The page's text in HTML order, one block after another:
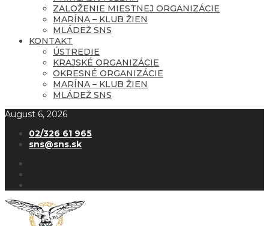
ZALOŽENIE MIESTNEJ ORGANIZÁCIE
MARÍNA – KLUB ŽIEN
MLÁDEŽ SNS
KONTAKT
ÚSTREDIE
KRAJSKÉ ORGANIZÁCIE
OKRESNÉ ORGANIZÁCIE
MARÍNA – KLUB ŽIEN
MLÁDEŽ SNS
August 6, 2026
02/326 61 965
sns@sns.sk